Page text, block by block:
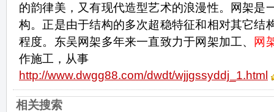
的韵律美，又有现代造型艺术的浪漫性。网架是
构。正是由于结构的多次超稳特征和相对其它结
程度。东吴网架多年来一直致力于网架加工、 网
作施工，从事
http://www.dwgg88.com/dwdt/wjjgssyddj_1.html
相关搜索